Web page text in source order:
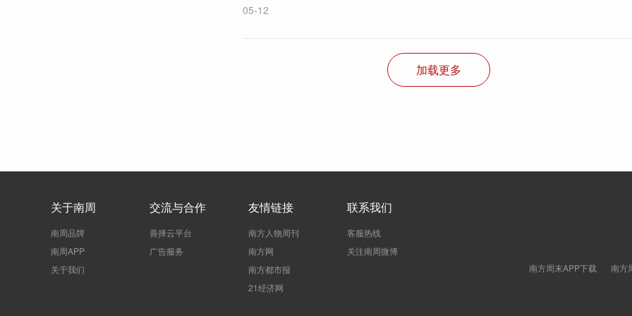
05-12
加载更多
关于南周
南周品牌
南周APP
关于我们
交流与合作
善择云平台
广告服务
友情链接
南方人物周刊
南方网
南方都市报
21经济网
联系我们
客服热线
关注南周微博
南方周末APP下载
南方